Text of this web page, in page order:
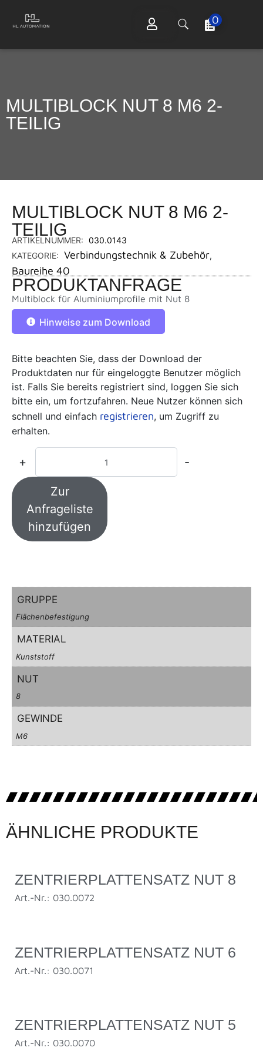
0
MULTIBLOCK NUT 8 M6 2-
TEILIG
MULTIBLOCK NUT 8 M6 2-
TEILIG
ARTIKELNUMMER: 030.0143
KATEGORIE: Verbindungstechnik & Zubehör,
Baureihe 40
PRODUKTANFRAGE
Multiblock für Aluminiumprofile mit Nut 8
Hinweise zum Download
Bitte beachten Sie, dass der Download der
Produktdaten nur für eingeloggte Benutzer möglich
ist. Falls Sie bereits registriert sind, loggen Sie sich
bitte ein, um fortzufahren. Neue Nutzer können sich
schnell und einfach registrieren, um Zugriff zu
erhalten.
+ -
Zur
Anfrageliste
hinzufügen
GRUPPE
Flächenbefestigung
MATERIAL
Kunststoff
NUT
8
GEWINDE
M6
ÄHNLICHE PRODUKTE
ZENTRIERPLATTENSATZ NUT 8
Art.-Nr.: 030.0072
ZENTRIERPLATTENSATZ NUT 6
Art.-Nr.: 030.0071
ZENTRIERPLATTENSATZ NUT 5
Art.-Nr.: 030.0070